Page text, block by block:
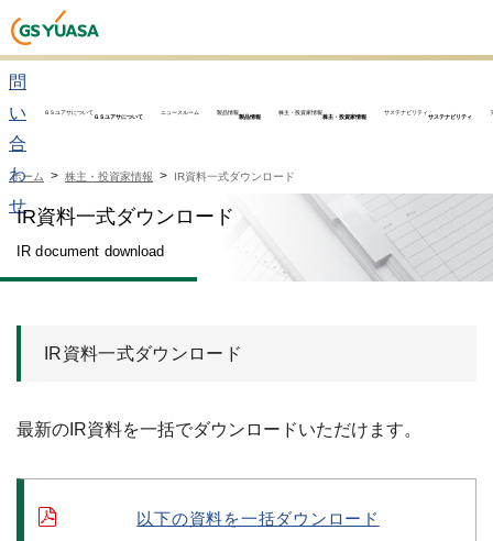
お
問
い
合
わ
せ
ＧＳユアサについて
ＧＳユアサについて
ニュースルーム 製品情報
製品情報
株主・投資家情報
株主・投資家情報
サステナビリティ
サステナビリティ
ホーム 株主・投資家情報 IR資料一式ダウンロード
IR document download
IR資料一式ダウンロード
IR資料一式ダウンロード
最新のIR資料を一括でダウンロードいただけます。
以下の資料を一括ダウンロード